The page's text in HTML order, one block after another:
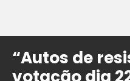
“Autos de